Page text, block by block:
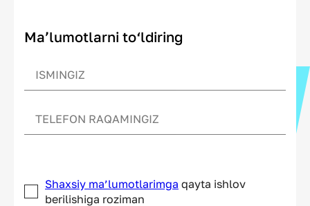
Ma’lumotlarni to‘ldiring
Shaxsiy ma’lumotlarimga qayta ishlov
berilishiga roziman